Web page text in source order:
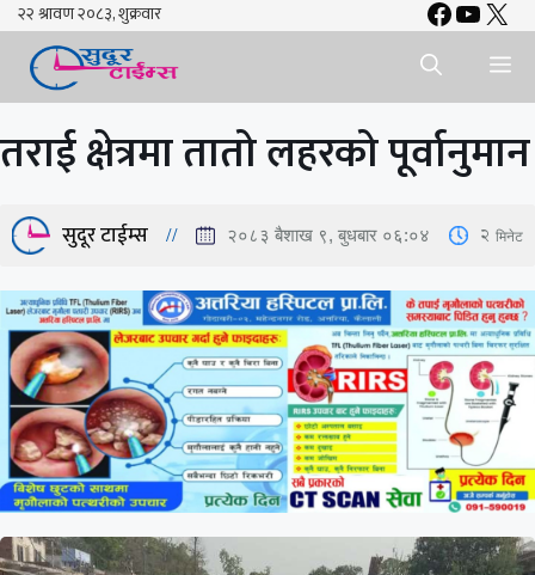
Skip
content
X
तराई क्षेत्रमा तातो लहरको पूर्वानुमान
सुदूर टाईम्स २०८३ बैशाख ९, बुधबार ०६:०४ 2 मिनेट